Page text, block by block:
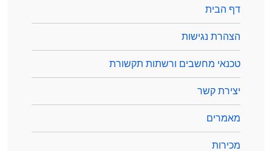
דף הבית
הצהרת נגישות
טכנאי מחשבים ורשתות תקשורת
יצירת קשר
מאמרים
מכירות